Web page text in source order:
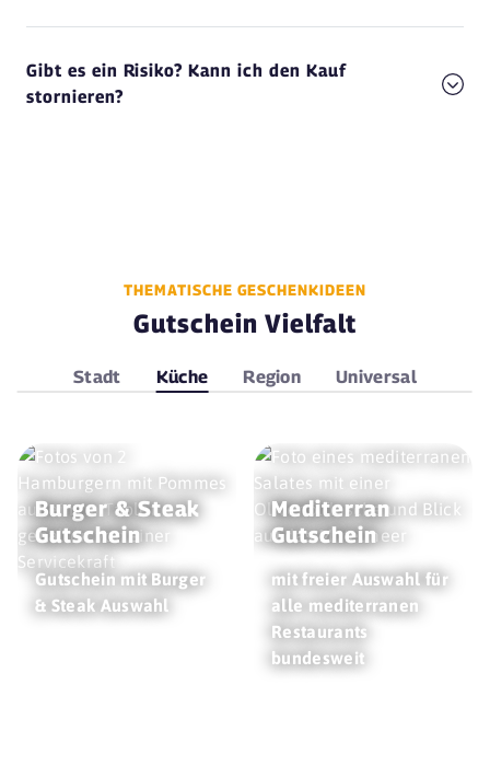
Gibt es ein Risiko? Kann ich den Kauf
stornieren?
THEMATISCHE GESCHENKIDEEN
Gutschein Vielfalt
Stadt Küche Region Universal
Burger & Steak
Gutschein
Gutschein mit Burger
& Steak Auswahl
Mediterran
Gutschein
mit freier Auswahl für
alle mediterranen
Restaurants
bundesweit